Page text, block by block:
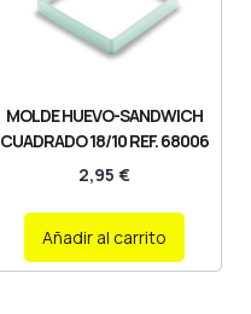
MOLDE HUEVO-SANDWICH
CUADRADO 18/10 REF. 68006
2,95 €
Añadir al carrito